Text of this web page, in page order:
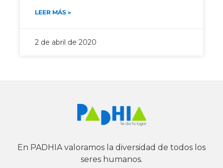
LEER MÁS »
2 de abril de 2020
En PADHIA valoramos la diversidad de todos los
seres humanos.